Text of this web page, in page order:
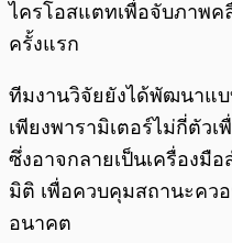
ไครโอสแตทเพื่อจับภาพค
ครั้งแรก
ทีมงานวิจัยยังได้พัฒนาแบ
เพียงพารามิเตอร์ไม่กี่ตัว
ซึ่งอาจกลายเป็นเครื่องมื
มิติ เพื่อควบคุมสถานะคว
อนาคต